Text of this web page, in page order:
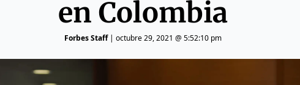
en Colombia
Forbes Staff| octubre 29, 2021 @ 5:52:10 pm